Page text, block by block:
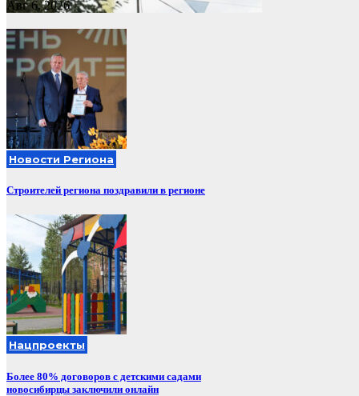
Авг 6, 2026
Новости Региона
Строителей региона поздравили в регионе
Нацпроекты
Более 80% договоров с детскими садами
новосибирцы заключили онлайн